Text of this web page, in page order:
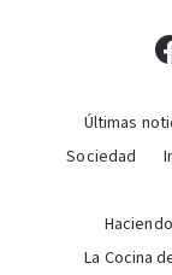
Últimas
Sociedad
La Cocina